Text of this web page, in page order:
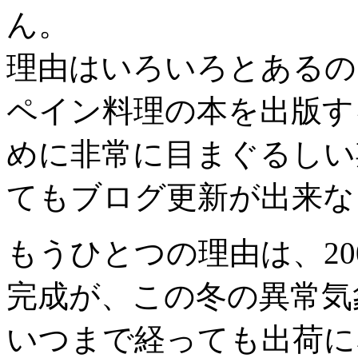
ん。
理由はいろいろとある
ペイン料理の本を出版
めに非常に目まぐるし
てもブログ更新が出来
もうひとつの理由は、
完成が、この冬の異常
いつまで経っても出荷